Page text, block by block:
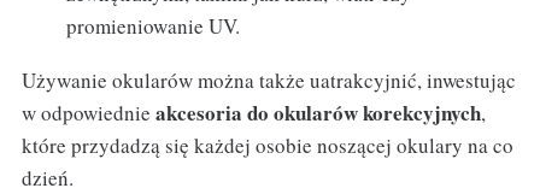
promieniowanie UV.
Używanie okularów można także uatrakcyjnić, inwestując
w odpowiednie akcesoria do okularów korekcyjnych,
które przydadzą się każdej osobie noszącej okulary na co
dzień.